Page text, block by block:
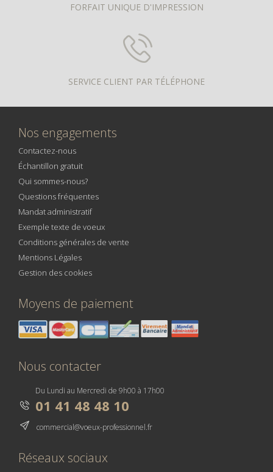
FORFAIT UNIQUE D'IMPRESSION
SERVICE CLIENT PAR TÉLÉPHONE
Nos engagements
Contactez-nous
Échantillon gratuit
Qui sommes-nous?
Questions fréquentes
Mandat administratif
Exemple texte de voeux
Conditions générales de vente
Mentions Légales
Gestion des cookies
Moyens de paiement
Nous contacter
Du Lundi au Mercredi de 9h00 à 17h00
01 41 48 48 10
commercial@voeux-professionnel.fr
Réseaux sociaux